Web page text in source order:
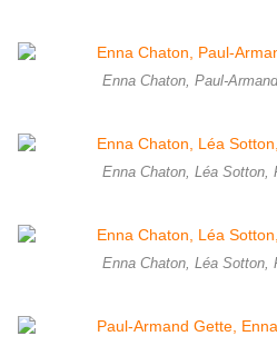
Enna Chaton, Paul-
Enna Chaton, Léa Sotton,
Enna Chaton, Léa Sotton,